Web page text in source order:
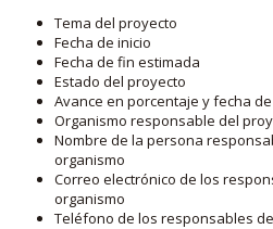
Tema del proyecto
Fecha de inicio
Fecha de fin estimada
Estado del proyecto
Avance en porcentaje y fecha
Organismo responsable del
Nombre de la persona
organismo
Correo electrónico de los
organismo
Teléfono de los responsables